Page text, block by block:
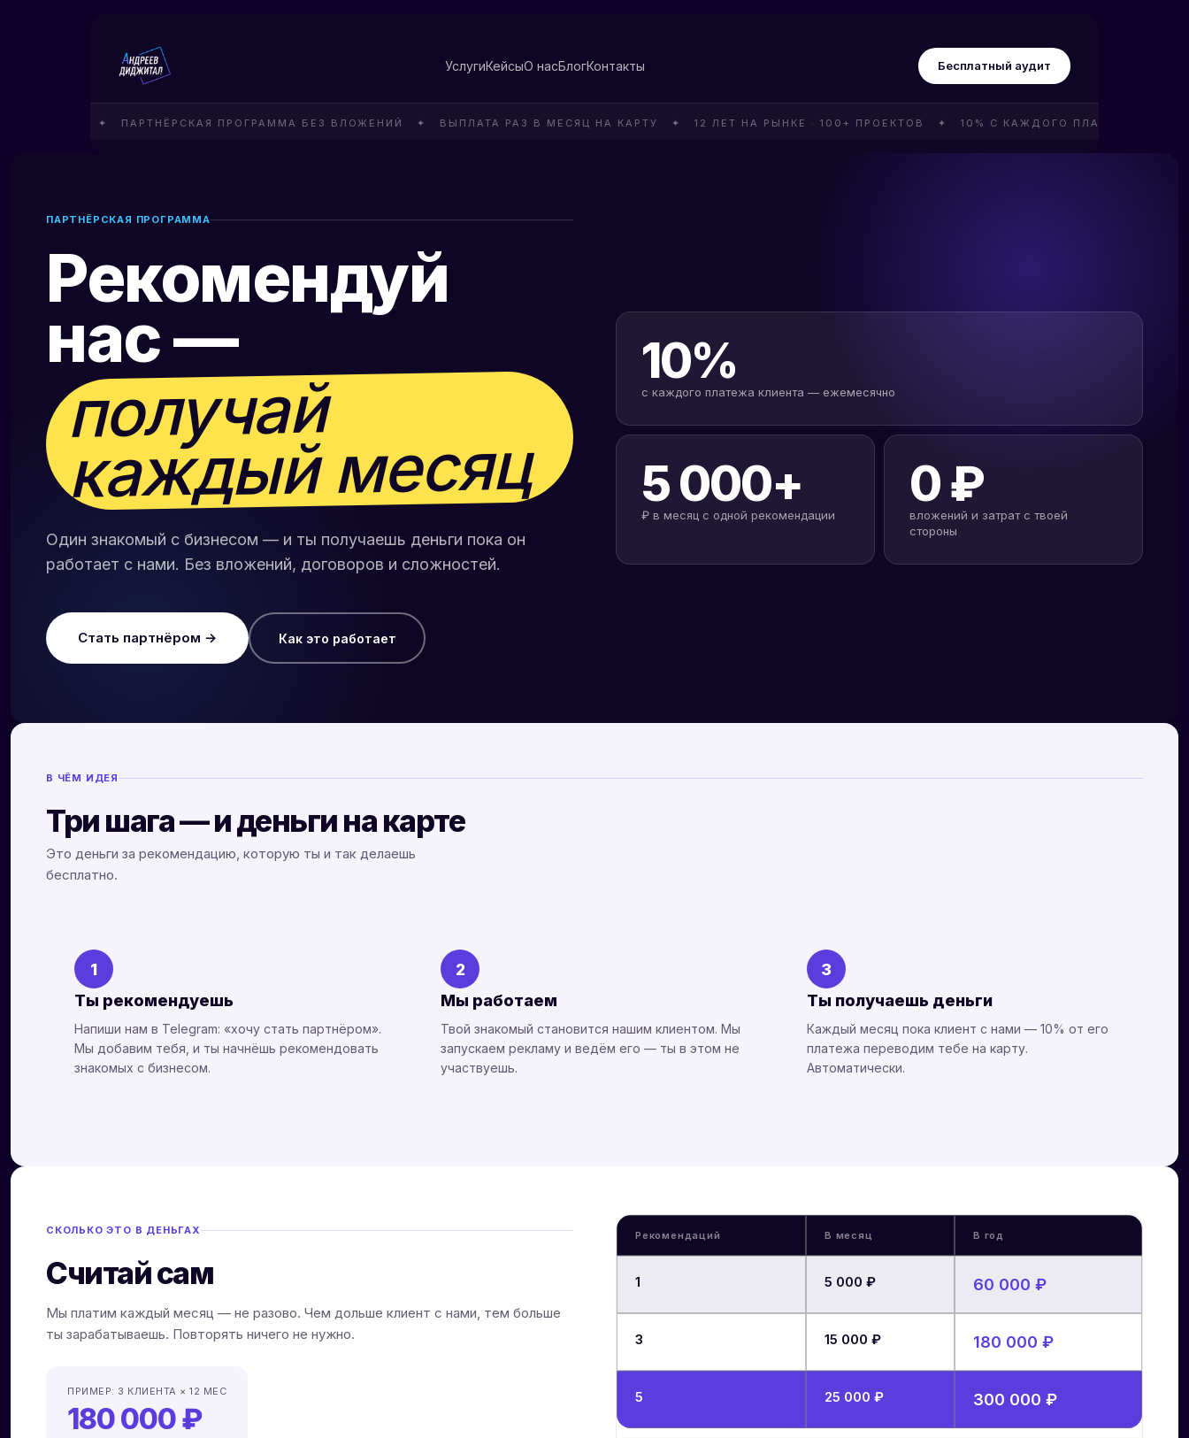
УслугиКейсыО насБлогКонтакты Бесплатный аудит
✦ ПАРТНЁРСКАЯ ПРОГРАММА БЕЗ ВЛОЖЕНИЙ ✦ ВЫПЛАТА РАЗ В МЕСЯЦ НА КАРТУ ✦ 12 ЛЕТ НА РЫНКЕ · 100+ ПРОЕКТОВ ✦ 10% С КАЖДОГО ПЛАТЕЖА
ПАРТНЁРСКАЯ ПРОГРАММА
Рекомендуй
нас —
получай
каждый месяц
Один знакомый с бизнесом — и ты получаешь деньги пока он
работает с нами. Без вложений, договоров и сложностей.
Стать партнёром → Как это работает
10%
с каждого платежа клиента — ежемесячно
5 000+
₽ в месяц с одной рекомендации
0 ₽
вложений и затрат с твоей
стороны
В ЧЁМ ИДЕЯ
Три шага — и деньги на карте
Это деньги за рекомендацию, которую ты и так делаешь
бесплатно.
1
Ты рекомендуешь
Напиши нам в Telegram: «хочу стать партнёром».
Мы добавим тебя, и ты начнёшь рекомендовать
знакомых с бизнесом.
2
Мы работаем
Твой знакомый становится нашим клиентом. Мы
запускаем рекламу и ведём его — ты в этом не
участвуешь.
3
Ты получаешь деньги
Каждый месяц пока клиент с нами — 10% от его
платежа переводим тебе на карту.
Автоматически.
СКОЛЬКО ЭТО В ДЕНЬГАХ
Считай сам
Мы платим каждый месяц — не разово. Чем дольше клиент с нами, тем больше
ты зарабатываешь. Повторять ничего не нужно.
ПРИМЕР: 3 КЛИЕНТА × 12 МЕС
180 000 ₽
Рекомендаций В месяц В год
1 5 000 ₽ 60 000 ₽
3 15 000 ₽ 180 000 ₽
5 25 000 ₽ 300 000 ₽